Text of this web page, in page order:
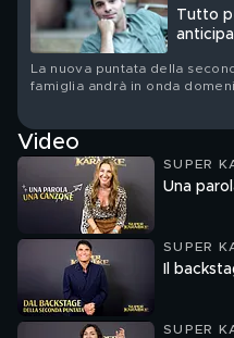
Tutto
La nuova puntata della
famiglia andrà in onda
Video
SUPER
Una
SUPER
Il
SUPER